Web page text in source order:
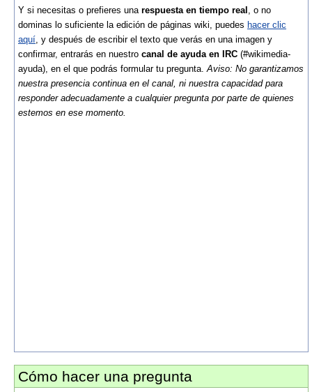
Y si necesitas o prefieres una respuesta en tiempo real , o no
dominas lo suficiente la edición de páginas wiki, puedes hacer clic
aquí, y después de escribir el texto que verás en una imagen y
confirmar, entrarás en nuestro canal de ayuda en IRC (#wikimedia-
ayuda), en el que podrás formular tu pregunta.Aviso: No garantizamos
nuestra presencia continua en el canal, ni nuestra capacidad para
responder adecuadamente a cualquier pregunta por parte de quienes
estemos en ese momento.
Cómo hacer una pregunta